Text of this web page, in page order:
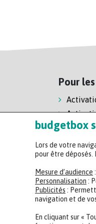
Pour
budgetbox
Lors de votre
pour être déposés.
Mesure d’audience
Personnalisation :
Publicités :
navigation et de
En cliquant sur «